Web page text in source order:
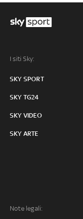
I siti Sky:
SKY SPORT
SKY TG24
SKY VIDEO
SKY ARTE
Note legali: